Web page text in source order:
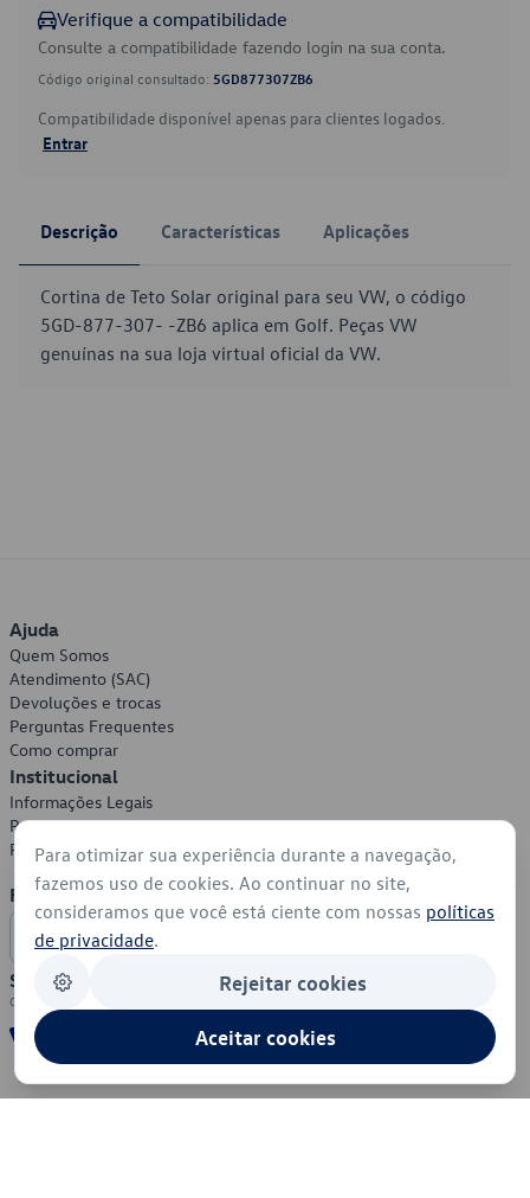
Verifique a compatibilidade
Consulte a compatibilidade fazendo login na sua conta.
Código original consultado: 5GD877307ZB6
Compatibilidade disponível apenas para clientes logados.
Entrar
Descrição Características Aplicações
Cortina de Teto Solar original para seu VW, o código
5GD-877-307- -ZB6 aplica em Golf. Peças VW
genuínas na sua loja virtual oficial da VW.
Ajuda
Quem Somos
Atendimento (SAC)
Devoluções e trocas
Perguntas Frequentes
Como comprar
Institucional
Informações Legais
Política de Privacidade
Política de Cookies
Formas de Pagamento
Segurança
Para otimizar sua experiência durante a navegação,
fazemos uso de cookies. Ao continuar no site,
consideramos que você está ciente com nossas políticas
de privacidade.
Rejeitar cookies
Aceitar cookies